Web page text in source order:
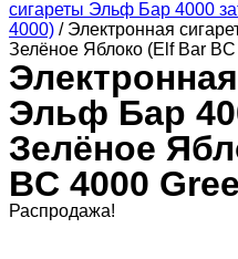
сигареты Эльф Бар 4000
4000) / Электронная
Зелёное Яблоко (Elf Bar
Эльф Бар
Зелёное
BC 4000
Распродажа!